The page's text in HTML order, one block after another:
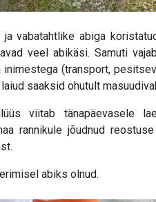
vabatahtlike abiga
veel abikäsi. Samuti
(transport,
saaksid ohutult
viitab tänapäevasele
rannikule jõudnud
abiks olnud.